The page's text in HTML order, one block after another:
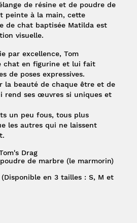
de résine et de poudre de
peinte à la main, cette
de chat baptisée Matildaest
visuelle.
par excellence,Tom
chat en figurine et lui fait
de poses expressives.
la beauté de chaque être et de
rend ses œuvres si uniques et
un peu fous, tous plus
les autres qui ne laissent
Drag
de marbre (le marmorin)
(Disponible en 3 tailles : S, M et